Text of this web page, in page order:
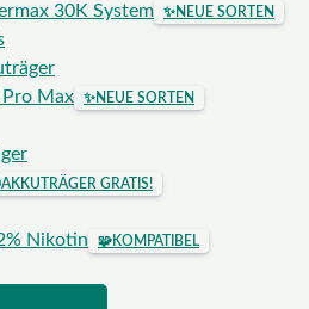
30K System
✨NEUE SORTEN
Max
✨NEUE SORTEN
AKKUTRÄGER GRATIS!
Nikotin
🧩KOMPATIBEL